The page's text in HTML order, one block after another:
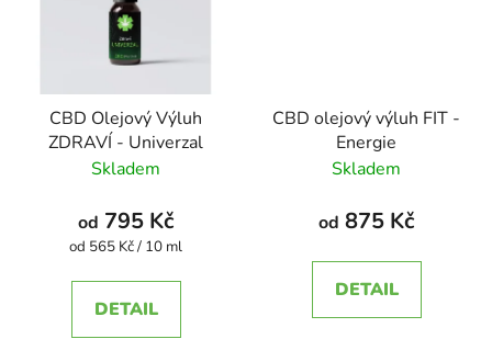
CBD Olejový Výluh
ZDRAVÍ - Univerzal
Skladem
od 795 Kč
Měrná
od 565 Kč / 10 ml
DETAIL
CBD olejový výluh FIT -
Energie
Skladem
od 875 Kč
DETAIL